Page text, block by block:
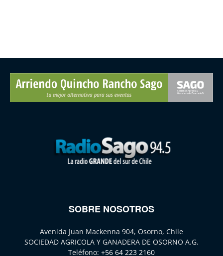
SOBRE NOSOTROS
Avenida Juan Mackenna 904, Osorno, Chile
SOCIEDAD AGRICOLA Y GANADERA DE OSORNO A.G.
Teléfono: +56 64 223 2160